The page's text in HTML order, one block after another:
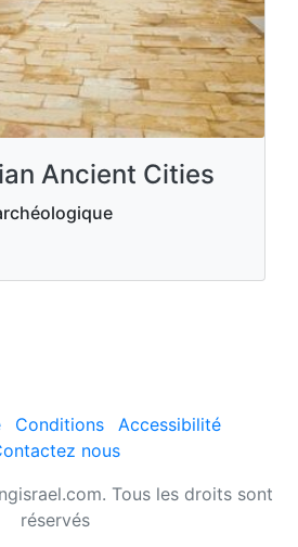
Ancient Cities
Conditions
Accessibilité
nous
Tous les droits sont
réservés